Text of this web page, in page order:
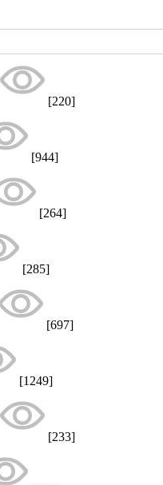
[220]
[944]
[264]
[285]
[697]
[1249]
[233]